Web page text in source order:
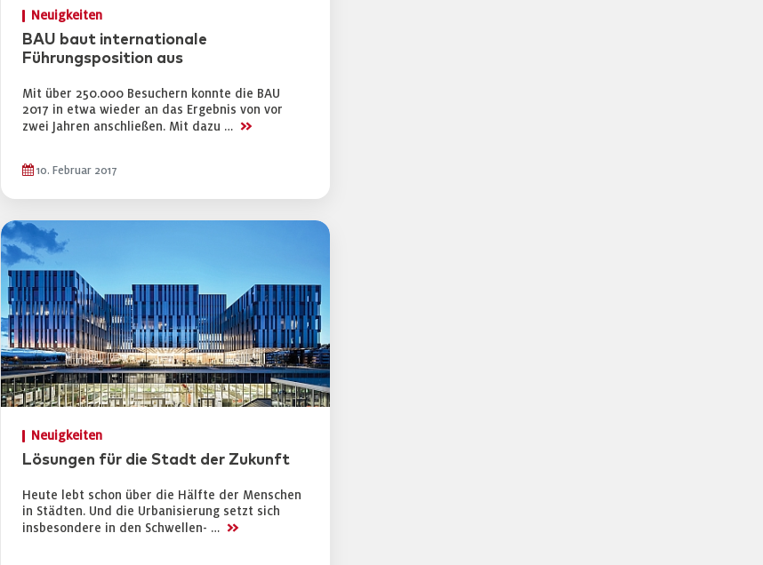
Neuigkeiten
BAU baut internationale
Führungsposition aus
Mit über 250.000 Besuchern konnte die BAU
2017 in etwa wieder an das Ergebnis von vor
zwei Jahren anschließen. Mit dazu … >>
10. Februar 2017
Neuigkeiten
Lösungen für die Stadt der Zukunft
Heute lebt schon über die Hälfte der Menschen
in Städten. Und die Urbanisierung setzt sich
insbesondere in den Schwellen- … >>